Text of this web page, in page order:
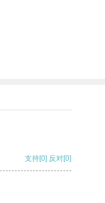
支持[0] 反对[0]